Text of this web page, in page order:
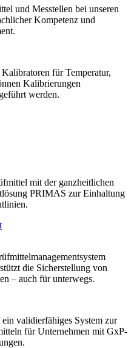
und Messtellen bei unseren
Kompetenz und
für Temperatur,
Kalibrierungen
werden.
mit der ganzheitlichen
PRIMAS zur Einhaltung
die Sicherstellung von
– auch für unterwegs.
validierfähiges System zur
für Unternehmen mit GxP-